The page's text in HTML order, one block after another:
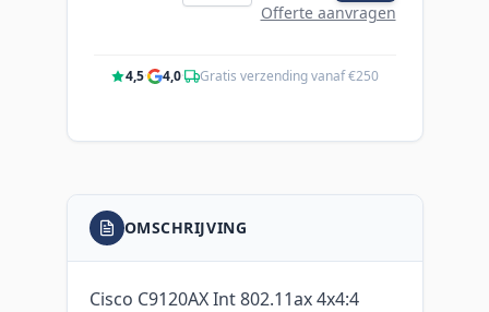
Offerte aanvragen
4,5· 4,0· Gratis verzending vanaf €250
OMSCHRIJVING
Cisco C9120AX Int 802.11ax 4x4:4